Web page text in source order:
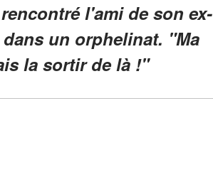
l'ami de son ex-
un orphelinat. "Ma
la sortir de là !"